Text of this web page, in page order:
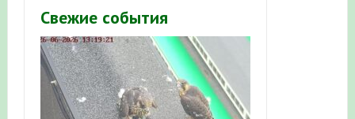
Свежие события